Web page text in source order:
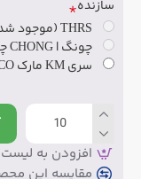
سازنده
THRS (موجود شد خبرم کن)
چونگ | CHONG چین (موجود شد خبرم کن)
سری KM مارک JWCO چین
افزودن به
مقایسه این